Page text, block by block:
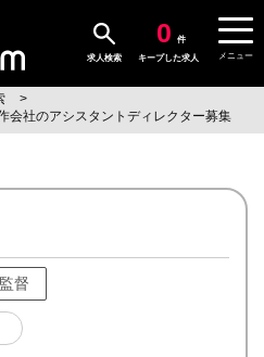
求人検索
0
件
キープした求人
メニュー
会社のアシスタントディレクター募集
督